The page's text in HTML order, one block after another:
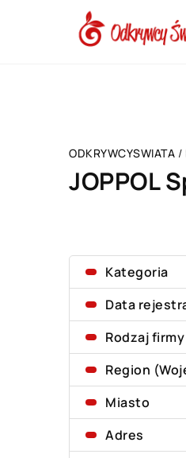
ODKRYWCYSWIATA /
JOPPOL
Kategoria
Data
Rodzaj firmy
Region
Miasto
Adres